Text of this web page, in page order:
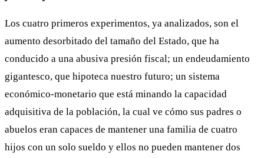
Los cuatro primeros experimentos, ya analizados, son el
aumento desorbitado del tamaño del Estado, que ha
conducido a una abusiva presión fiscal; un endeudamiento
gigantesco, que hipoteca nuestro futuro; un sistema
económico-monetario que está minando la capacidad
adquisitiva de la población, la cual ve cómo sus padres o
abuelos eran capaces de mantener una familia de cuatro
hijos con un solo sueldo y ellos no pueden mantener dos